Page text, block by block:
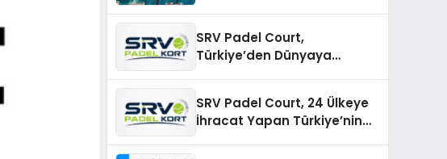
SRV Padel Court,
Türkiye’den Dünyaya
SRV Padel Court, 24 Ülkeye
İhracat Yapan Türkiye’nin